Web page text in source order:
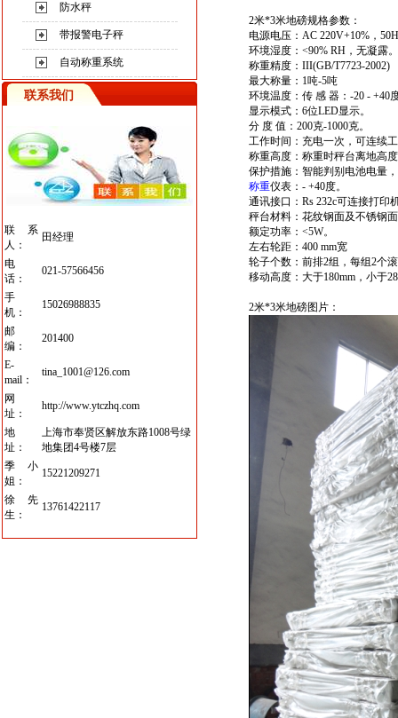
防水秤
带报警电子秤
自动称重系统
联系我们
联系
人：
田经理
电
话：
021-57566456
手
机：
15026988835
邮
编：
201400
E-
mail：
tina_1001@126.com
网
址：
http://www.ytczhq.com
地
址：
上海市奉贤区解放东路1008号绿
地集团4号楼7层
季小
姐：
15221209271
徐先
生：
13761422117
2米*3米地磅规格参数：
电源电压：AC 220V+10%，
环境湿度：<90% RH，无凝露
称重精度：III(GB/T7723-2002)
最大称量：1吨-5吨
环境温度：传 感 器：-20 - +40
显示模式：6位LED显示。
分 度 值：200克-1000克。
工作时间：充电一次，可连续
称重高度：称重时秤台离地高
保护措施：智能判别电池电量
称重仪表：- +40度。
通讯接口：Rs 232c可连接打印
秤台材料：花纹钢面及不锈钢
额定功率：<5W。
左右轮距：400 mm宽
轮子个数：前排2组，每组2个
移动高度：大于180mm，小于
2米*3米地磅图片：